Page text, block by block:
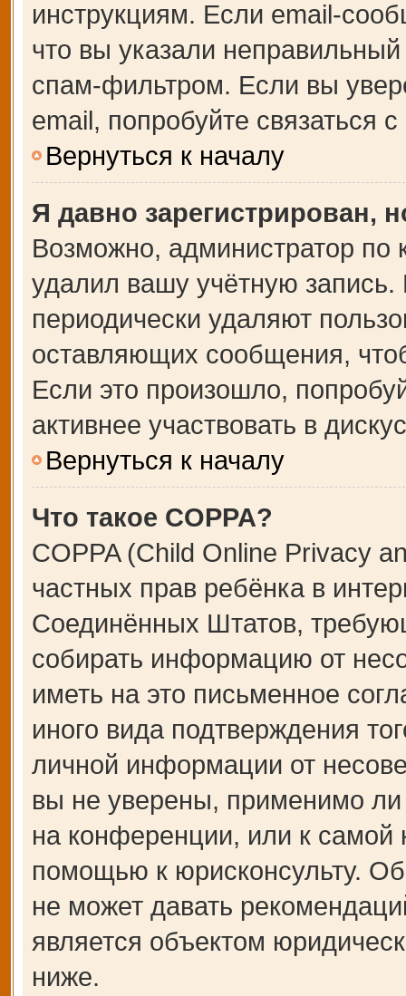
инструкциям. Если email-
что вы указали
спам-фильтром. Если вы
email, попробуйте связаться
Вернуться к началу
Я давно зарегистрирован,
Возможно, администратор по
удалил вашу учётную
периодически удаляют
оставляющих сообщения,
Если это произошло,
активнее участвовать в
Вернуться к началу
Что такое COPPA?
COPPA (Child Online Privacy
частных прав ребёнка в
Соединённых Штатов,
собирать информацию от
иметь на это письменное
иного вида подтверждения
личной информации от
вы не уверены, применимо ли
на конференции, или к самой
помощью к юрисконсульту.
не может давать
является объектом
ниже.